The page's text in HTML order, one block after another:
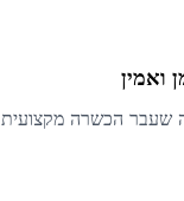
ואמין
שעבר הכשרה מקצועית